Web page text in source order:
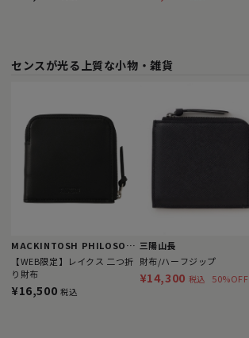
センスが光る上質な小物・雑貨
MACKINTOSH PHILOSOPHY
【WEB限定】レイクス 二つ折
り財布
¥16,500 税込
三陽山長
財布/ハーフジップ
¥14,300 税込 50%OFF